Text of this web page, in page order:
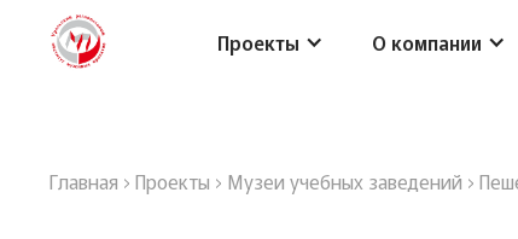
Проекты О компании
Главная › Проекты › Музеи учебных заведений ›